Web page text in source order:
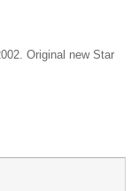
Original new Star